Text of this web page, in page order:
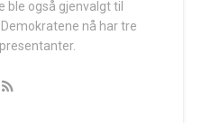
ble også gjenvalgt til
nå har tre